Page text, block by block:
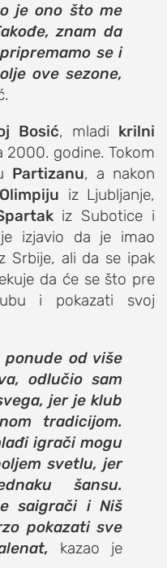
LIST
je ono što me
znam da
se i
ove sezone,
Bosić, mladi krilni
2000. godine. Tokom
Partizanu, a nakon
Olimpiju iz Ljubljanje,
iz Subotice i
izjavio da je imao
Srbije, ali da se ipak
da će se što pre
i pokazati svoj
ponude od više
odlučio sam
jer je klub
tradicijom.
igrači mogu
svetlu, jer
šansu.
saigrači i Niš
pokazati sve
kazao je